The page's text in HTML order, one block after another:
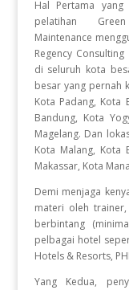
Hal Pertama
pelatihan
Maintenance
Regency
di seluruh kota
besar yang pernah
Kota Padang, Kota
Bandung, Kota
Magelang. Dan
Kota Malang, Kota
Makassar, Kota
Demi menjaga
materi oleh
berbintang
pelbagai hotel
Hotels & Resorts,
Yang Kedua,